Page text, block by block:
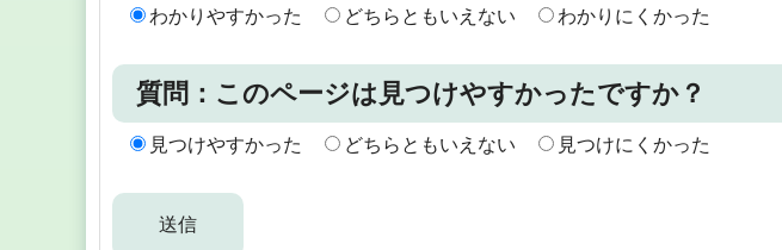
わかりやすかった どちらともいえない わかりにくかった
質問：このページは見つけやすかったですか？
見つけやすかった どちらともいえない 見つけにくかった